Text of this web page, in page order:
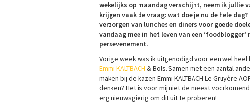
wekelijks op maandag verschijnt, neem ik jullie
krijgen vaak de vraag: wat doe je nu de hele
verzorgen van lunches en diners voor goede
vandaag mee in het leven van een
persevenement.
Vorige week was ik uitgenodigd voor een wel
Emmi KALTBACH & Bols. Samen met een aantal
maken bij de kazen Emmi KALTBACH Le Gruyère
denken? Het is voor mij niet de meest
erg nieuwsgierig om dit uit te proberen!